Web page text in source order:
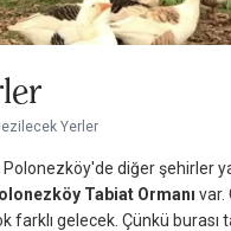
Yerler
diğer
Tabiat Ormanı var.
farklı gelecek. Çünkü